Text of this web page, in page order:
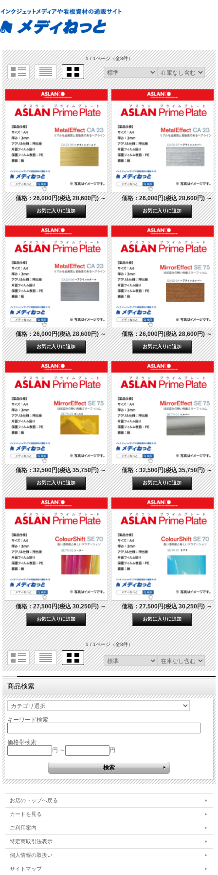
1 / 1ページ（全8件）
価格：26,000円(税込 28,600円)～ 価格：26,000円(税込 28,600円)～
価格：26,000円(税込 28,600円)～ 価格：26,000円(税込 28,600円)～
価格：32,500円(税込 35,750円)～ 価格：32,500円(税込 35,750円)～
価格：27,500円(税込 30,250円)～ 価格：27,500円(税込 30,250円)～
1 / 1ページ（全8件）
商品検索
キーワード検索
価格帯検索
円 ～
円
お店のトップへ戻る
カートを見る
ご利用案内
特定商取引法表示
個人情報の取扱い
サイトマップ